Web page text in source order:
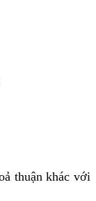
thuận khác với